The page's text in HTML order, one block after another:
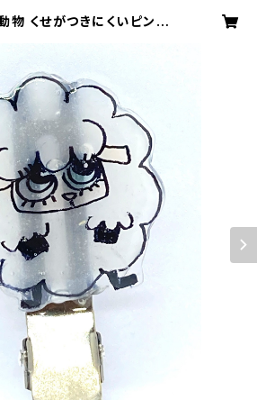
物 くせがつきにくいピン |